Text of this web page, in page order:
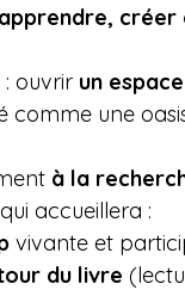
créer
: ouvrir un
comme une
à la
accueillera :
vivante et
du livre